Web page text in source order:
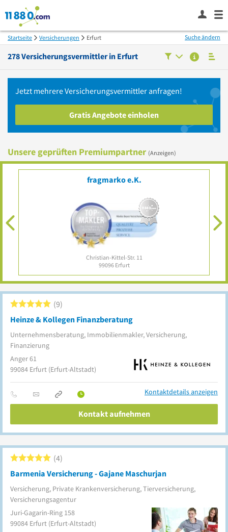
Startseite Versicherungen Erfurt
278Versicherungsvermittler in Erfurt
Suche ändern
Jetzt mehrereVersicherungsvermittler anfragen!
Gratis Angebote einholen
Unsere geprüften Premiumpartner (Anzeigen)
fragmarko e.K.
Christian-Kittel-Str. 11
99096 Erfurt
Heinze & Kollegen Finanzberatung
Unternehmensberatung, Immobilienmakler, Versicherung,
Finanzierung
9
Anger 61
99084 Erfurt (Erfurt-Altstadt)
Kontaktdetails anzeigen
Kontakt aufnehmen
Barmenia Versicherung - Gajane Maschurjan
Versicherung, Private Krankenversicherung, Tierversicherung,
Versicherungsagentur
4
Juri-Gagarin-Ring 158
99084 Erfurt (Erfurt-Altstadt)